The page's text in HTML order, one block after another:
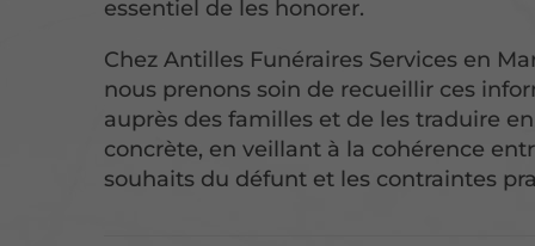
essentiel de les honorer.
Chez Antilles Funéraires Services en
nous prenons soin de recueillir ces
auprès des familles et de les traduire
concrète, en veillant à la cohérence
souhaits du défunt et les contraintes